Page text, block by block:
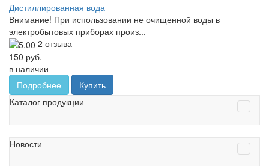
Дистиллированная вода
Внимание! При использовании не очищенной воды в
электробытовых приборах произ...
2 отзыва
150 руб.
в наличии
Подробнее
Купить
Каталог продукции
Новости